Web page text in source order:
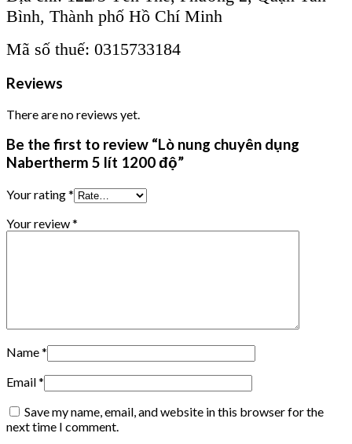
Bình, Thành phố Hồ Chí Minh
Mã số thuế: 0315733184
Reviews
There are no reviews yet.
Be the first to review “Lò nung chuyên dụng
Nabertherm 5 lít 1200 độ”
Your rating*
Your review*
Name*
Email*
Save my name, email, and website in this browser for the
next time I comment.